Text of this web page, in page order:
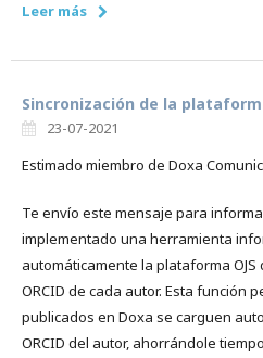
Leer más
Sincronización de la
23-07-2021
Estimado miembro de Doxa
Te envío este mensaje para
implementado una herramienta
automáticamente la plataforma OJS
ORCID de cada autor. Esta función
publicados en Doxa se carguen
ORCID del autor, ahorrándole